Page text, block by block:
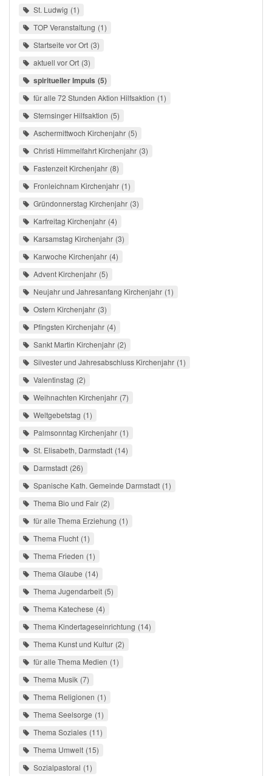
St. Ludwig 1
TOP Veranstaltung 1
Startseite vor Ort 3
aktuell vor Ort 3
spiritueller Impuls 5
für alle 72 Stunden Aktion Hilfsaktion 1
Sternsinger Hilfsaktion 5
Aschermittwoch Kirchenjahr 5
Christi Himmelfahrt Kirchenjahr 3
Fastenzeit Kirchenjahr 8
Fronleichnam Kirchenjahr 1
Gründonnerstag Kirchenjahr 3
Karfreitag Kirchenjahr 4
Karsamstag Kirchenjahr 3
Karwoche Kirchenjahr 4
Advent Kirchenjahr 5
Neujahr und Jahresanfang Kirchenjahr 1
Ostern Kirchenjahr 3
Pfingsten Kirchenjahr 4
Sankt Martin Kirchenjahr 2
Silvester und Jahresabschluss Kirchenjahr 1
Valentinstag 2
Weihnachten Kirchenjahr 7
Weltgebetstag 1
Palmsonntag Kirchenjahr 1
St. Elisabeth, Darmstadt 14
Darmstadt 26
Spanische Kath. Gemeinde Darmstadt 1
Thema Bio und Fair 2
für alle Thema Erziehung 1
Thema Flucht 1
Thema Frieden 1
Thema Glaube 14
Thema Jugendarbeit 5
Thema Katechese 4
Thema Kindertageseinrichtung 14
Thema Kunst und Kultur 2
für alle Thema Medien 1
Thema Musik 7
Thema Religionen 1
Thema Seelsorge 1
Thema Soziales 11
Thema Umwelt 15
Sozialpastoral 1